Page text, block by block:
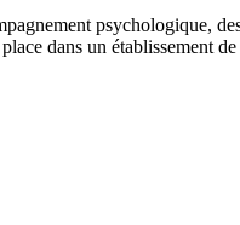
psychologique,
dans un établissement